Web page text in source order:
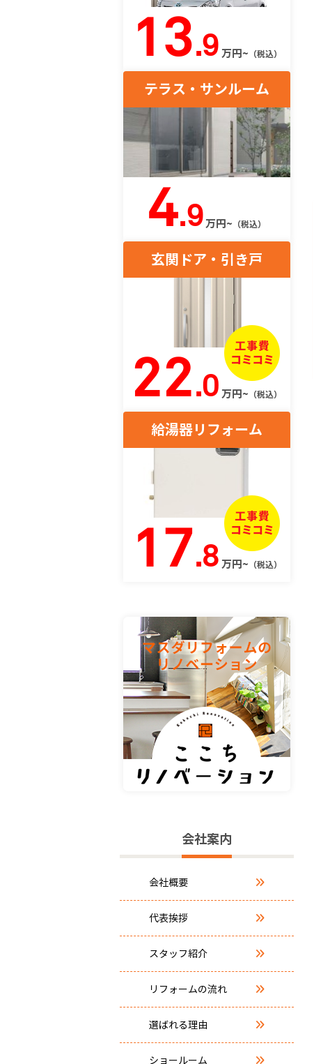
13.9 万円~ （税込）
テラス・サンルーム
4.9万円~ （税込）
玄関ドア・引き戸
22.0 万円~ （税込）
給湯器リフォーム
17.8 万円~ （税込）
会社案内
会社概要
代表挨拶
スタッフ紹介
リフォームの流れ
選ばれる理由
ショールーム